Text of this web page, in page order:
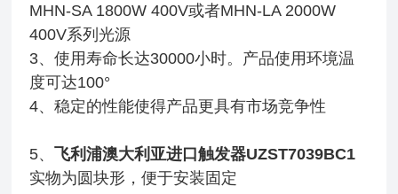
MHN-SA 1800W 400V或者MHN-LA 2000W
400V系列光源
3、使用寿命长达30000小时。产品使用环境温
度可达100°
4、稳定的性能使得产品更具有市场竞争性
5、飞利浦澳大利亚进口触发器UZST7039BC1
实物为圆块形，便于安装固定